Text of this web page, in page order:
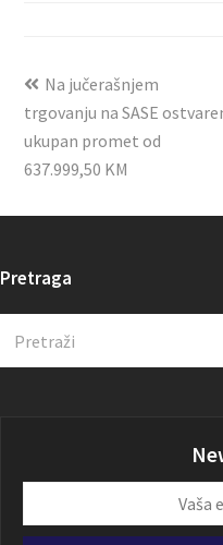
Na jučerašnjem
trgovanju na SASE
ukupan promet od
637.999,50 KM
Pretraga
email